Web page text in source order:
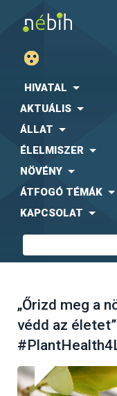
HIVATAL
AKTUÁLIS
ÁLLAT
ÉLELMISZER
NÖVÉNY
ÁTFOGÓ TÉMÁK
KAPCSOLAT
„Őrizd meg a
védd az